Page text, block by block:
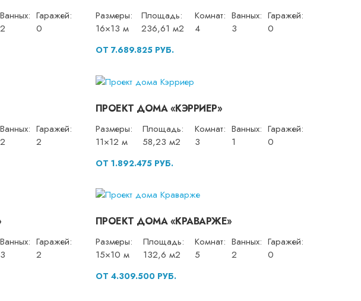
Ванных:
2
Гаражей:
0
Размеры:
16×13 м
Площадь:
236,61 м2
Комнат:
4
Ванных:
3
Гаражей:
0
ОТ 7.689.825 РУБ.
Ванных:
2
Гаражей:
2
ПРОЕКТ ДОМА «КЭРРИЕР»
Размеры:
11×12 м
Площадь:
58,23 м2
Комнат:
3
Ванных:
1
Гаражей:
0
ОТ 1.892.475 РУБ.
Ванных:
3
Гаражей:
2
ПРОЕКТ ДОМА «КРАВАРЖЕ»
Размеры:
15×10 м
Площадь:
132,6 м2
Комнат:
5
Ванных:
2
Гаражей:
0
ОТ 4.309.500 РУБ.